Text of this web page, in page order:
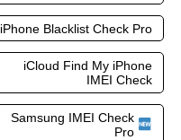
iPhone Blacklist Check Pro
iCloud Find My iPhone
IMEI Check
Samsung IMEI Check
Pro